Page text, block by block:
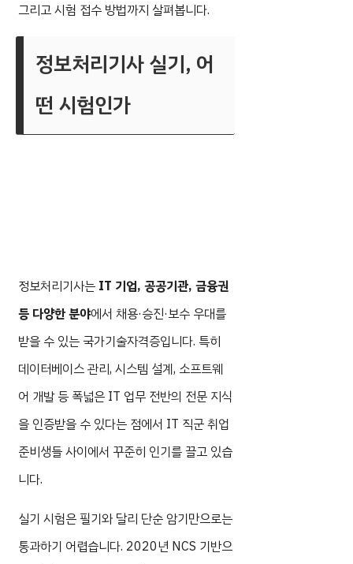
그리고 시험 접수 방법까지 살펴봅니다.
정보처리기사 실기, 어
떤 시험인가
정보처리기사는 IT 기업, 공공기관, 금융권
등 다양한 분야에서 채용·승진·보수 우대를
받을 수 있는 국가기술자격증입니다. 특히
데이터베이스 관리, 시스템 설계, 소프트웨
어 개발 등 폭넓은 IT 업무 전반의 전문 지식
을 인증받을 수 있다는 점에서 IT 직군 취업
준비생들 사이에서 꾸준히 인기를 끌고 있습
니다.
실기 시험은 필기와 달리 단순 암기만으로는
통과하기 어렵습니다. 2020년 NCS 기반으